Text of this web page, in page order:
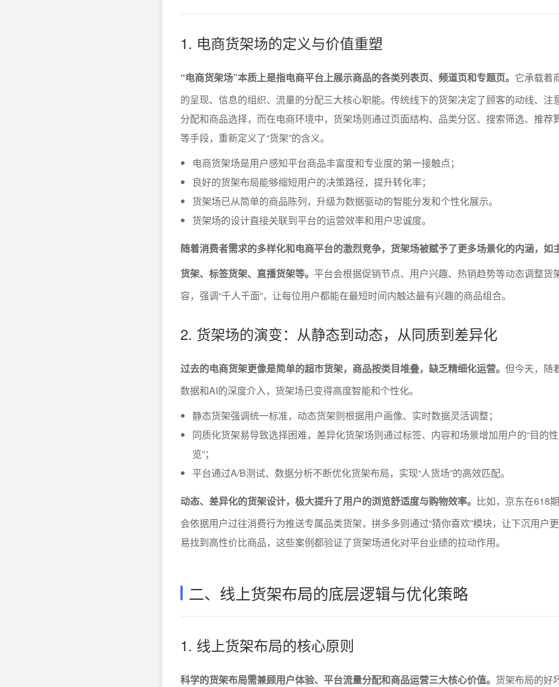
1. 电商货架场的定义与价值重塑
“电商货架场”本质上是指电商平台上展示商品的各类列表页、频道页和专题页。 它承载着
的呈现、信息的组织、流量的分配三大核心职能。传统线下的货架决定了顾客的动线、注
分配和商品选择，而在电商环境中，货架场则通过页面结构、品类分区、搜索筛选、推荐
等手段，重新定义了“货架”的含义。
电商货架场是用户感知平台商品丰富度和专业度的第一接触点；
良好的货架布局能够缩短用户的决策路径，提升转化率；
货架场已从简单的商品陈列，升级为数据驱动的智能分发和个性化展示。
货架场的设计直接关联到平台的运营效率和用户忠诚度。
随着消费者需求的多样化和电商平台的激烈竞争，货架场被赋予了更多场景化的内涵，如
货架、标签货架、直播货架等。 平台会根据促销节点、用户兴趣、热销趋势等动态调整货
容，强调“千人千面”，让每位用户都能在最短时间内触达最有兴趣的商品组合。
2. 货架场的演变：从静态到动态，从同质到差异化
过去的电商货架更像是简单的超市货架，商品按类目堆叠，缺乏精细化运营。 但今天，随
数据和AI的深度介入，货架场已变得高度智能和个性化。
静态货架强调统一标准，动态货架则根据用户画像、实时数据灵活调整；
同质化货架易导致选择困难，差异化货架场则通过标签、内容和场景增加用户的“目的
览”；
平台通过A/B测试、数据分析不断优化货架布局，实现“人货场”的高效匹配。
动态、差异化的货架设计，极大提升了用户的浏览舒适度与购物效率。 比如，京东在618
会依据用户过往消费行为推送专属品类货架，拼多多则通过“猜你喜欢”模块，让下沉用户
易找到高性价比商品，这些案例都验证了货架场进化对平台业绩的拉动作用。
二、线上货架布局的底层逻辑与优化策略
1. 线上货架布局的核心原则
科学的货架布局需兼顾用户体验、平台流量分配和商品运营三大核心价值。 货架布局的好